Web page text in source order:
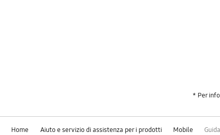
* Per
Home Aiuto e servizio di assistenza per i prodotti Mobile